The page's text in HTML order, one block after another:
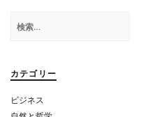
ー
シ
ン
索:
カテゴリー
ビジネス